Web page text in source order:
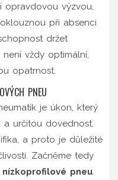
opravdovou výzvou,
při absenci
držet
vždy optimální,
opatrnost.
PNEU
je úkon, který
určitou dovednost.
a proto je důležité
Začněme tedy
nízkoprofilové pneu.